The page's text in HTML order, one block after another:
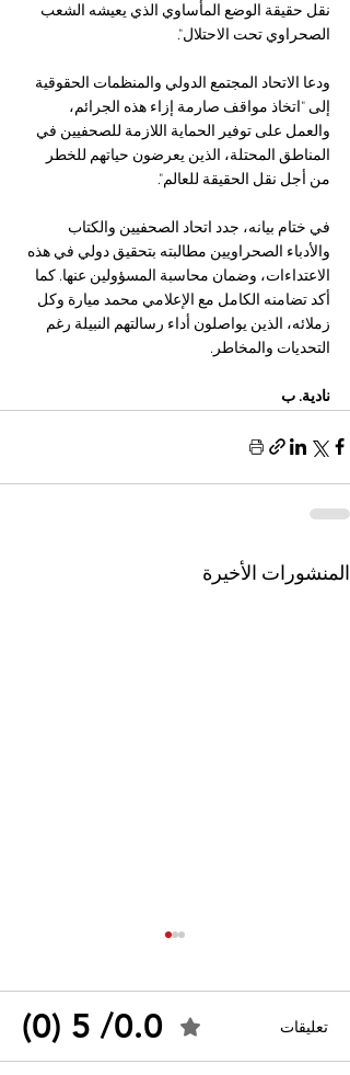
نقل حقيقة الوضع المأساوي الذي يعيشه الشعب
الصحراوي تحت الاحتلال".
ودعا الاتحاد المجتمع الدولي والمنظمات الحقوقية
إلى "اتخاذ مواقف صارمة إزاء هذه الجرائم،
والعمل على توفير الحماية اللازمة للصحفيين في
المناطق المحتلة، الذين يعرضون حياتهم للخطر
من أجل نقل الحقيقة للعالم".
في ختام بيانه، جدد اتحاد الصحفيين والكتاب
والأدباء الصحراويين مطالبته بتحقيق دولي في هذه
الاعتداءات، وضمان محاسبة المسؤولين عنها. كما
أكد تضامنه الكامل مع الإعلامي محمد ميارة وكل
زملائه، الذين يواصلون أداء رسالتهم النبيلة رغم
التحديات والمخاطر.
نادية. ب
المنشورات الأخيرة
تعليقات 0.0/ 5 (0)